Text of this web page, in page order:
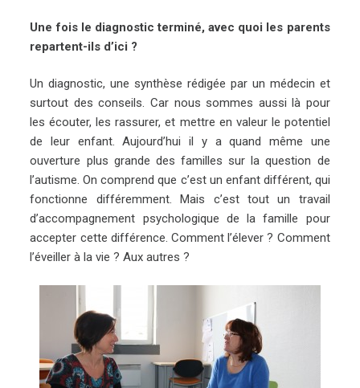
Une fois le diagnostic terminé, avec quoi les parents
repartent-ils d’ici ?
Un diagnostic, une synthèse rédigée par un médecin et
surtout des conseils. Car nous sommes aussi là pour
les écouter, les rassurer, et mettre en valeur le potentiel
de leur enfant. Aujourd’hui il y a quand même une
ouverture plus grande des familles sur la question de
l’autisme. On comprend que c’est un enfant différent, qui
fonctionne différemment. Mais c’est tout un travail
d’accompagnement psychologique de la famille pour
accepter cette différence. Comment l’élever ? Comment
l’éveiller à la vie ? Aux autres ?